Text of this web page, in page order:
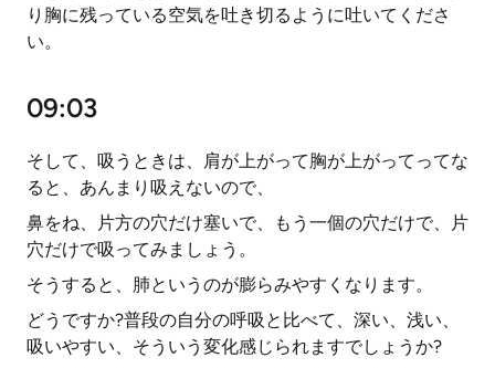
り胸に残っている空気を吐き切るように吐いてくださ
い。
09:03
そして、吸うときは、肩が上がって胸が上がってってな
ると、あんまり吸えないので、
鼻をね、片方の穴だけ塞いで、もう一個の穴だけで、片
穴だけで吸ってみましょう。
そうすると、肺というのが膨らみやすくなります。
どうですか?普段の自分の呼吸と比べて、深い、浅い、
吸いやすい、そういう変化感じられますでしょうか?